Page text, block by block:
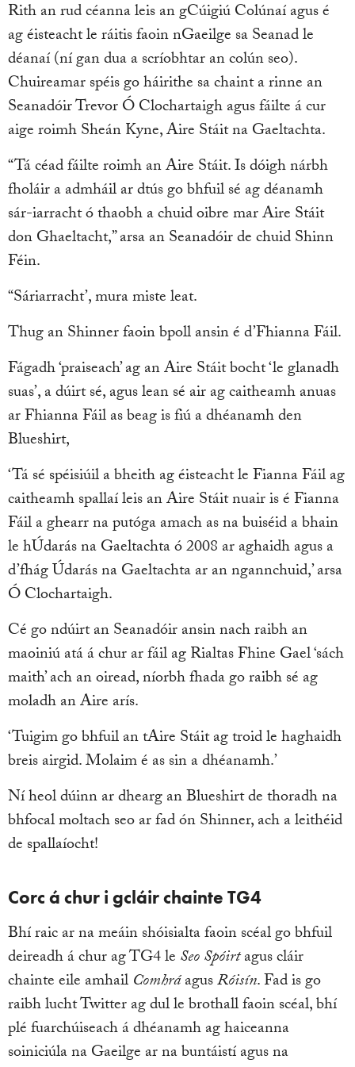
Rith an rud céanna leis an gCúigiú Colúnaí agus é
ag éisteacht le ráitis faoin nGaeilge sa Seanad le
déanaí (ní gan dua a scríobhtar an colún seo).
Chuireamar spéis go háirithe sa chaint a rinne an
Seanadóir Trevor Ó Clochartaigh agus fáilte á cur
aige roimh Sheán Kyne, Aire Stáit na Gaeltachta.
“Tá céad fáilte roimh an Aire Stáit. Is dóigh nárbh
fholáir a admháil ar dtús go bhfuil sé ag déanamh
sár-iarracht ó thaobh a chuid oibre mar Aire Stáit
don Ghaeltacht,” arsa an Seanadóir de chuid Shinn
Féin.
“Sáriarracht’, mura miste leat.
Thug an Shinner faoin bpoll ansin é d’Fhianna Fáil.
Fágadh ‘praiseach’ ag an Aire Stáit bocht ‘le glanadh
suas’, a dúirt sé, agus lean sé air ag caitheamh anuas
ar Fhianna Fáil as beag is fiú a dhéanamh den
Blueshirt,
‘Tá sé spéisiúil a bheith ag éisteacht le Fianna Fáil ag
caitheamh spallaí leis an Aire Stáit nuair is é Fianna
Fáil a ghearr na putóga amach as na buiséid a bhain
le hÚdarás na Gaeltachta ó 2008 ar aghaidh agus a
d’fhág Údarás na Gaeltachta ar an ngannchuid,’ arsa
Ó Clochartaigh.
Cé go ndúirt an Seanadóir ansin nach raibh an
maoiniú atá á chur ar fáil ag Rialtas Fhine Gael ‘sách
maith’ ach an oiread, níorbh fhada go raibh sé ag
moladh an Aire arís.
‘Tuigim go bhfuil an tAire Stáit ag troid le haghaidh
breis airgid. Molaim é as sin a dhéanamh.’
Ní heol dúinn ar dhearg an Blueshirt de thoradh na
bhfocal moltach seo ar fad ón Shinner, ach a leithéid
de spallaíocht!
Corc á chur i gcláir chainte TG4
Bhí raic ar na meáin shóisialta faoin scéal go bhfuil
deireadh á chur ag TG4 le Seo Spóirtagus cláir
chainte eile amhail ComhráagusRóisín. Fad is go
raibh lucht Twitter ag dul le brothall faoin scéal, bhí
plé fuarchúiseach á dhéanamh ag haiceanna
soiniciúlana Gaeilge ar na buntáistí agus na